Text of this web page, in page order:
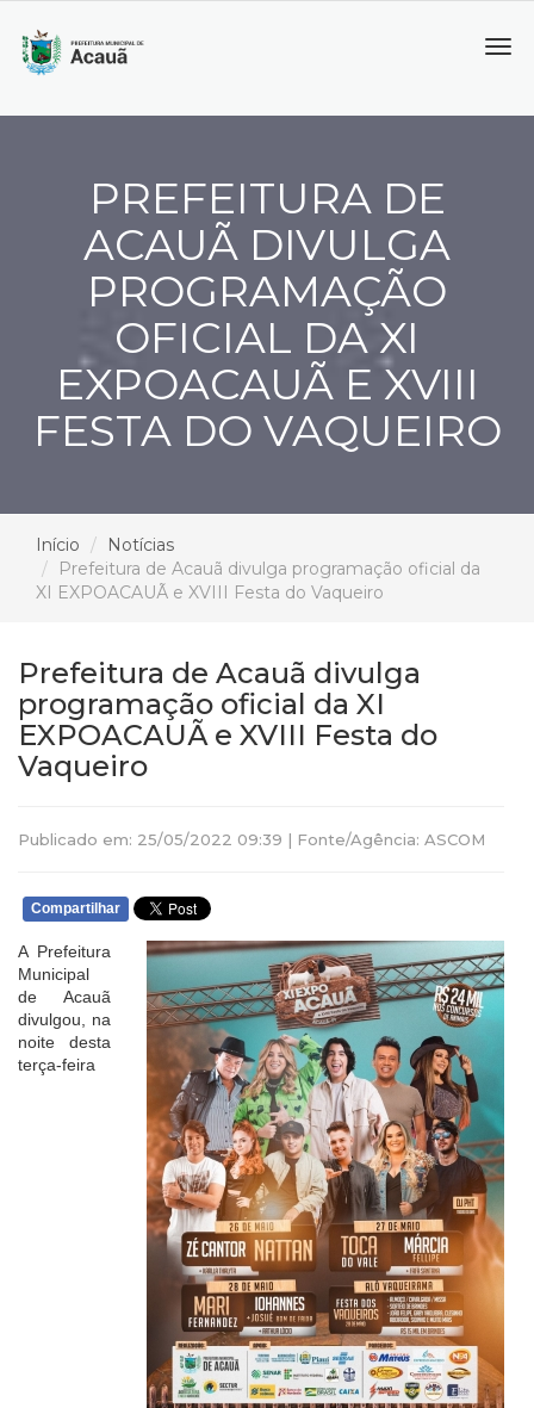
PREFEITURA DE
ACAUÃ DIVULGA
PROGRAMAÇÃO
OFICIAL DA XI
EXPOACAUÃ E XVIII
FESTA DO VAQUEIRO
Início
Notícias
Prefeitura de Acauã divulga programação oficial da
XI EXPOACAUÃ e XVIII Festa do Vaqueiro
Prefeitura de Acauã divulga
programação oficial da XI
EXPOACAUÃ e XVIII Festa do
Vaqueiro
Publicado em: 25/05/2022 09:39 | Fonte/Agência: ASCOM
Compartilhar
A Prefeitura
Municipal
de Acauã
divulgou, na
noite desta
terça-feira